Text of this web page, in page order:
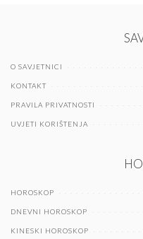
O SAVJETNICI
KONTAKT
PRAVILA PRIVATNOSTI
UVJETI KORIŠTENJA
HOROSKOP
DNEVNI HOROSKOP
KINESKI HOROSKOP